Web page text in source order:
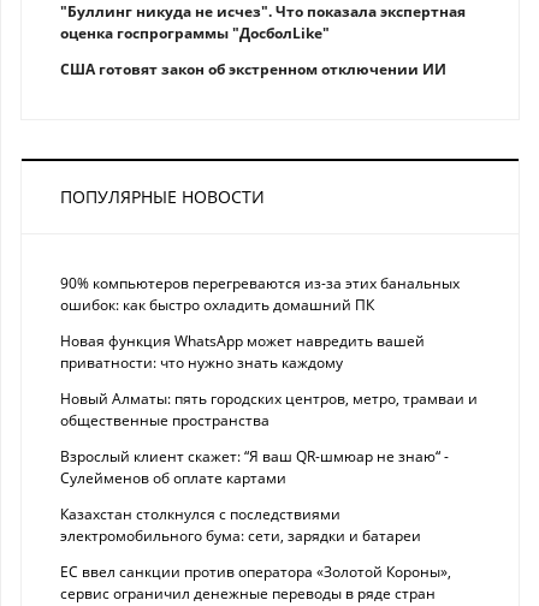
"Буллинг никуда не исчез". Что показала экспертная
оценка госпрограммы "ДосболLike"
США готовят закон об экстренном отключении ИИ
ПОПУЛЯРНЫЕ НОВОСТИ
90% компьютеров перегреваются из-за этих банальных
ошибок: как быстро охладить домашний ПК
Новая функция WhatsApp может навредить вашей
приватности: что нужно знать каждому
Новый Алматы: пять городских центров, метро, трамваи и
общественные пространства
Взрослый клиент скажет: “Я ваш QR-шмюар не знаю“ -
Сулейменов об оплате картами
Казахстан столкнулся с последствиями
электромобильного бума: сети, зарядки и батареи
ЕС ввел санкции против оператора «Золотой Короны»,
сервис ограничил денежные переводы в ряде стран